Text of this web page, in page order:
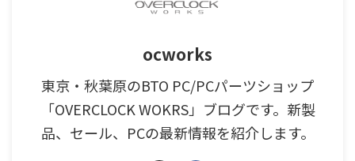
ocworks
東京・秋葉原のBTO PC/PCパーツショップ
「OVERCLOCK WOKRS」ブログです。新製
品、セール、PCの最新情報を紹介します。